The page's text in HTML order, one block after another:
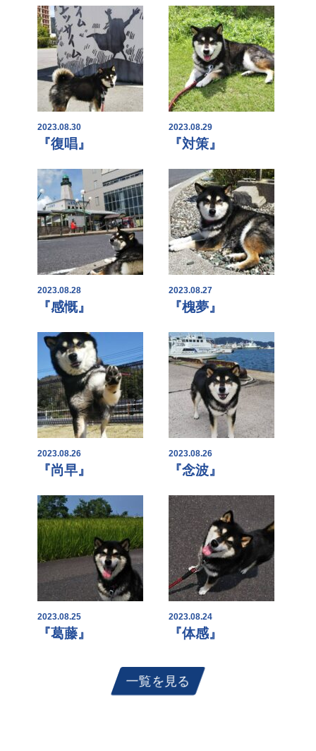
2023.08.30
『復唱』
2023.08.29
『対策』
2023.08.28
『感慨』
2023.08.27
『槐夢』
2023.08.26
『尚早』
2023.08.26
『念波』
2023.08.25
『葛藤』
2023.08.24
『体感』
一覧を見る